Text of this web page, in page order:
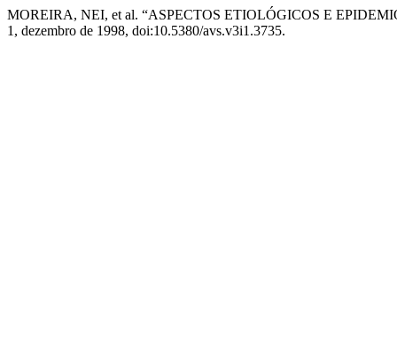
MOREIRA, NEI, et al. “ASPECTOS ETIOLÓGICOS E
1, dezembro de 1998, doi:10.5380/avs.v3i1.3735.